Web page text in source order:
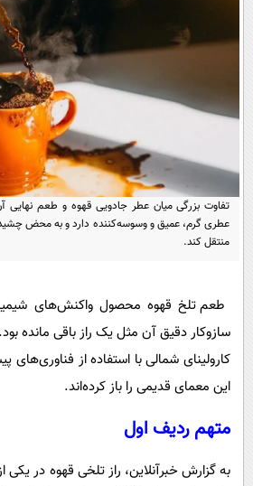
حوادث
سلامت
یک برش دانایی
محیط زیست
سفر و تفریح
بین الملل
سیاست خارجی
فرهنگ و هنر
علم و دانش
فناوری و It
علمی
اخبار کریپتو
قرآن
گوناگون
سرگرمی
باشگاه مغز
مجله تصویری سلاح
فیلم
اقتصاد
ورزش
سرگرمی
فناوری
گوناگون
سلامت
عصر ایران 2
خواندنی ها و دیدنی ها
روانشناسی
آشپزی
آموزش زبان
تفاوت بزرگی میان عطر جادویی قهوه و طعم نهایی
عطری گرم، عمیق و وسوسه‌کننده دارد و به محض
منتقل کند.
طعم تلخ قهوه محصول واکنش‌های
سازوکار دقیق آن مثل یک راز باقی مانده
کارولینای شمالی با استفاده از فناوری‌های
این معمای قدیمی را باز کرده‌اند.
متهم ردیف اول
به گزارش خبرآنلاین، راز تلخی قهوه در